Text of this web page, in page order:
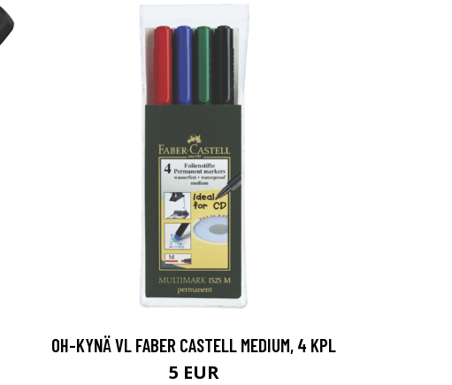
OH-KYNÄ VL FABER CASTELL MEDIUM, 4 KPL
5 EUR